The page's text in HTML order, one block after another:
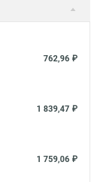
762,96 ₽
1 839,47 ₽
1 759,06 ₽